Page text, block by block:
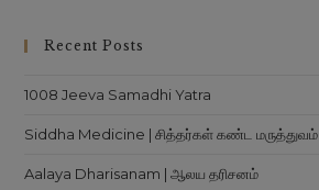
Recent Posts
1008 Jeeva Samadhi Yatra
Siddha Medicine | சித்தர்கள் கண்ட மருத்துவம்
Aalaya Dharisanam | ஆலய தரிசனம்